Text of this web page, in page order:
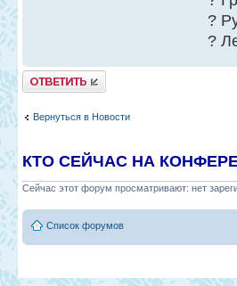
?
?
Ответить
Вернуться в Новости
КТО СЕЙЧАС НА
Сейчас этот форум просматривают: нет
Список форумов